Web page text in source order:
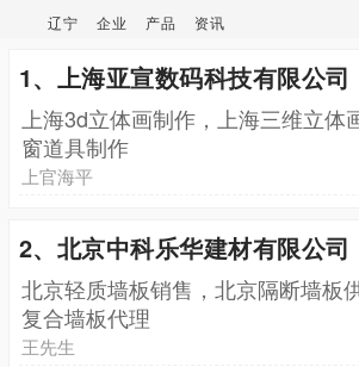
辽宁 企业 产品 资讯
1、上海亚宣数码科技有限公司
上海3d立体画制作，上海三维立体
窗道具制作
上官海平
2、北京中科乐华建材有限公司
北京轻质墙板销售，北京隔断墙板
复合墙板代理
王先生